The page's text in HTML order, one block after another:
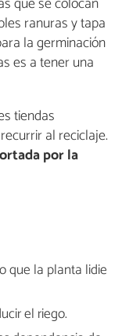
ranuras y tapa
la germinación
es a tener una
tiendas
al reciclaje.
por la
que la planta lidie
el riego.